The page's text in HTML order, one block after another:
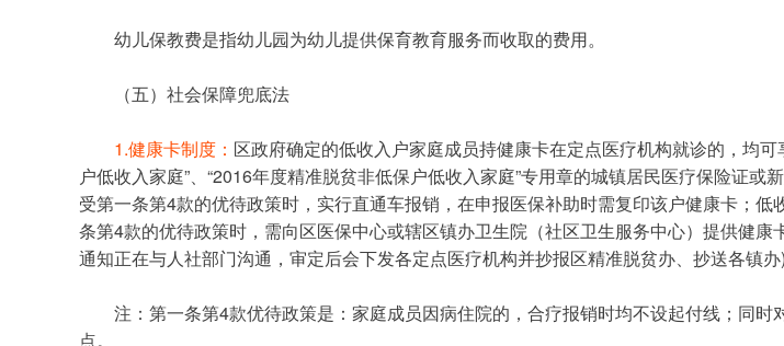
	幼儿保教费是指幼儿园为幼儿提供保育教育服务而收取的费用。
	（五）社会保障兜底法
1.健康卡制度： 区政府确定的低收入户家庭成员持健康卡在定点医疗机构就诊的，均
户低收入家庭”、“2016年度精准脱贫非低保户低收入家庭”专用章的城镇居民医疗保险证
受第一条第4款的优待政策时，实行直通车报销，在申报医保补助时需复印该户健康卡；
条第4款的优待政策时，需向区医保中心或辖区镇办卫生院（社区卫生服务中心）提供健
通知正在与人社部门沟通，审定后会下发各定点医疗机构并抄报区精准脱贫办、抄送各镇办)
点。